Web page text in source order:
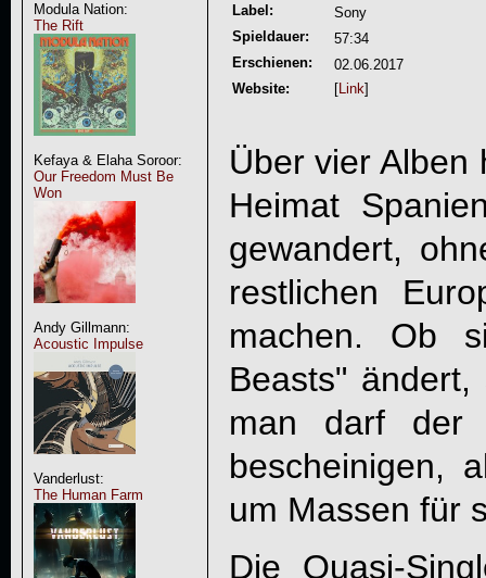
Modula Nation:
The Rift
Kefaya & Elaha Soroor:
Our Freedom Must Be
Won
Andy Gillmann:
Acoustic Impulse
Vanderlust:
The Human Farm
Label:
Sony
Spieldauer:
57:34
Erschienen:
02.06.2017
Website:
[Link]
Über vier Alben
Heimat
gewandert,
restlichen
machen. Ob
Beasts"
man darf der
bescheinigen,
um Massen für
Die Quasi-